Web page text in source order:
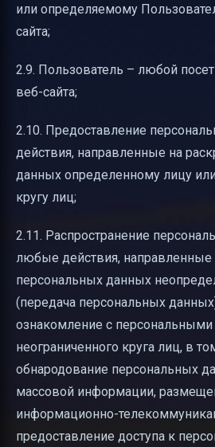
или определяемому
сайта;
2.9. Пользователь – любой
веб-сайта;
2.10. Предоставление
действия, направленные на
данных определенному лицу
кругу лиц;
2.11. Распространение
любые действия, направленные
персональных данных
(передача персональных
ознакомление с
неограниченного круга лиц, в
обнародование персональных
массовой информации,
информационно-
предоставление доступа к